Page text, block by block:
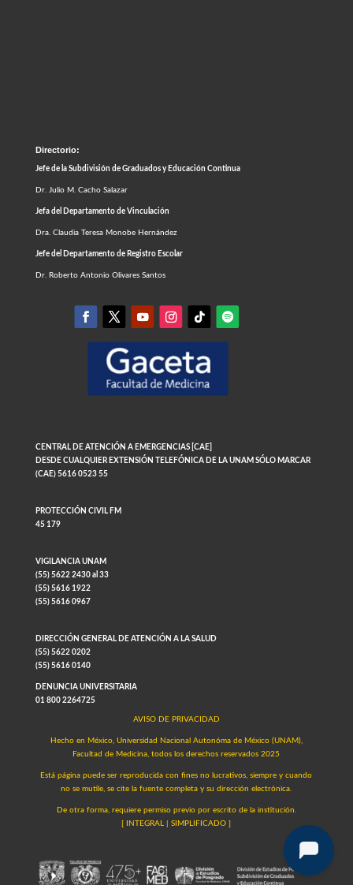
Directorio:
Jefe de la Subdivisión de Graduados y Educación Continua
Dr. Julio M. Cacho Salazar
Jefa del Departamento de Vinculación
Dra. Claudia Teresa Monobe Hernández
Jefe del Departamento de Registro Escolar
Dr. Roberto Antonio Olivares Santos
CENTRAL DE ATENCIÓN A EMERGENCIAS [CAE]
DESDE CUALQUIER EXTENSIÓN TELEFÓNICA DE LA UNAM SÓLO MARCAR
(CAE) 5616 0523 55
PROTECCIÓN CIVIL FM
45 179
VIGILANCIA UNAM
(55) 5622 2430 al 33
(55) 5616 1922
(55) 5616 0967
DIRECCIÓN GENERAL DE ATENCIÓN A LA SALUD
(55) 5622 0202
(55) 5616 0140
DENUNCIA UNIVERSITARIA
01 800 2264725
AVISO DE PRIVACIDAD
Hecho en México, Universidad Nacional Autonóma de México (UNAM),
Facultad de Medicina, todos los derechos reservados 2025
Está página puede ser reproducida con fines no lucrativos, siempre y cuando
no se mutile, se cite la fuente completa y su dirección electrónica.
De otra forma, requiere permiso previo por escrito de la institución.
[
INTEGRAL |SIMPLIFICADO ]